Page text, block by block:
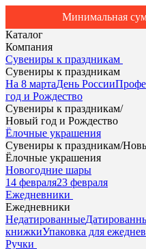
Минимальная
Каталог
Компания
Сувениры к праздникам
Сувениры к праздникам
На 8 мартаДень России
год и Рождество
Сувениры к праздникам/
Новый год и Рождество
Ёлочные украшения
Сувениры к праздникам/
Ёлочные украшения
Новогодние шары
14 февраля23 февраля
Ежедневники
Ежедневники
Недатированные
книжкиУпаковка для
Ручки